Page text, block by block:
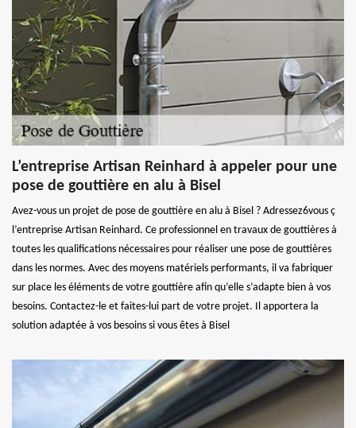
L’entreprise Artisan Reinhard à appeler pour une
pose de gouttière en alu à Bisel
Avez-vous un projet de pose de gouttière en alu à Bisel ? Adressez6vous ç
l’entreprise Artisan Reinhard. Ce professionnel en travaux de gouttières à
toutes les qualifications nécessaires pour réaliser une pose de gouttières
dans les normes. Avec des moyens matériels performants, il va fabriquer
sur place les éléments de votre gouttière afin qu’elle s’adapte bien à vos
besoins. Contactez-le et faites-lui part de votre projet. Il apportera la
solution adaptée à vos besoins si vous êtes à Bisel